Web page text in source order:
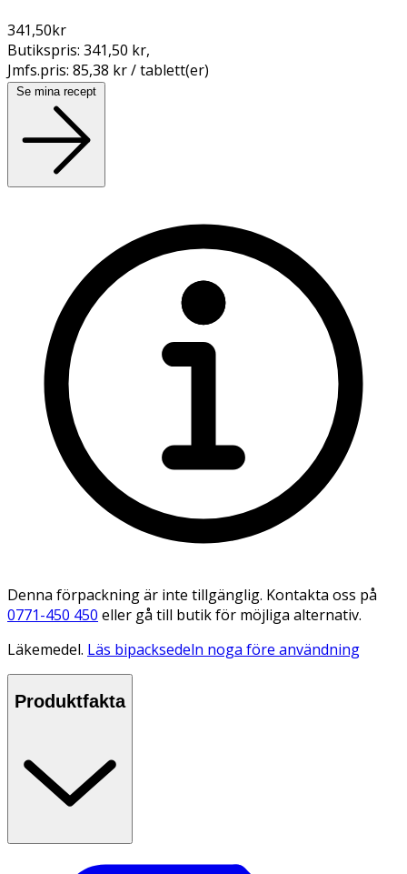
341,50kr
Butikspris: 341,50 kr,
Jmfs.pris: 85,38 kr / tablett(er)
Se mina recept
Denna förpackning är inte tillgänglig. Kontakta oss på
0771-450 450 eller gå till butik för möjliga alternativ.
Läkemedel. Läs bipacksedeln noga före användning
Produktfakta